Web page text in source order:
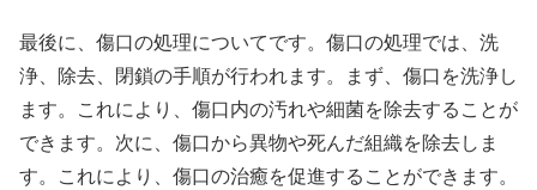
最後に、傷口の処理についてです。傷口の処理では、洗
浄、除去、閉鎖の手順が行われます。まず、傷口を洗浄し
ます。これにより、傷口内の汚れや細菌を除去することが
できます。次に、傷口から異物や死んだ組織を除去しま
す。これにより、傷口の治癒を促進することができます。